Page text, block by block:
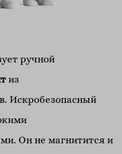
ручной
из
Искробезопасный
Он не магнитится и